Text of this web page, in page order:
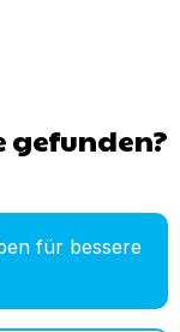
gefunden?
für bessere